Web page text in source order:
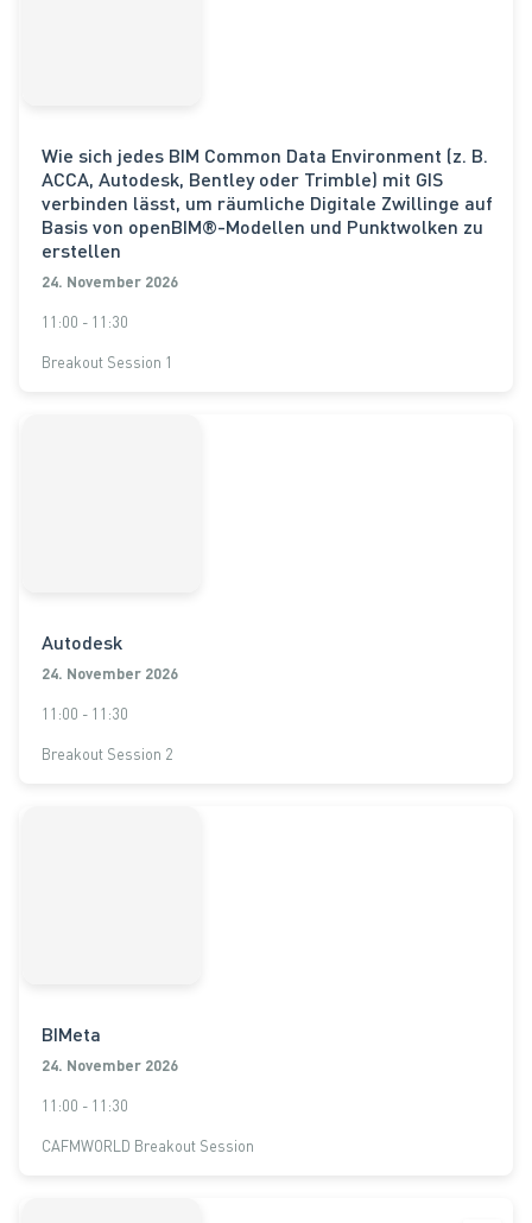
Wie sich jedes BIM Common Data Environment (z. B.
ACCA, Autodesk, Bentley oder Trimble) mit GIS
verbinden lässt, um räumliche Digitale Zwillinge auf
Basis von openBIM®-Modellen und Punktwolken zu
erstellen
24. November 2026
11:00 - 11:30
Breakout Session 1
Autodesk
24. November 2026
11:00 - 11:30
Breakout Session 2
BIMeta
24. November 2026
11:00 - 11:30
CAFMWORLD Breakout Session